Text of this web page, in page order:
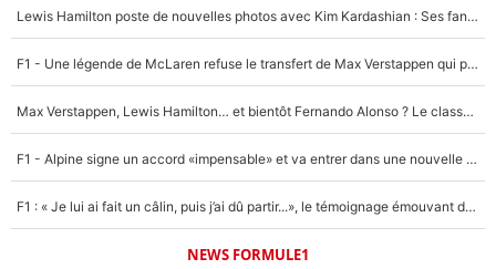
Lewis Hamilton poste de nouvelles photos avec Kim Kardashian : Ses fans le voient déjà redevenir champion du monde de F1 grâce à elle !
F1 - Une légende de McLaren refuse le transfert de Max Verstappen qui pourrait «faire des vagues» et plomber l'ambiance dans l'équipe
Max Verstappen, Lewis Hamilton… et bientôt Fernando Alonso ? Le classement des pilotes les mieux payés en Formule 1 risque de changer !
F1 - Alpine signe un accord «impensable» et va entrer dans une nouvelle dimension : Grande nouvelle pour Pierre Gasly !
F1 : « Je lui ai fait un câlin, puis j’ai dû partir...», le témoignage émouvant de Max Verstappen sur sa fille
NEWS FORMULE1